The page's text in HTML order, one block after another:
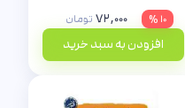
۱۰ %
۷۲,۰۰۰ تومان
افزودن به سبد خرید